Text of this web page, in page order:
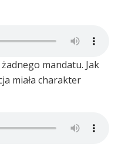
mandatu. Jak
miała charakter